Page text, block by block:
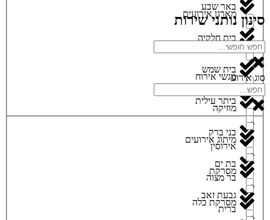
מארגן אירועים
מגנטים
מגשי אירוח
מוזיקה
מיתוג אירועים
מסרקת
מסרקת כלה
באר שבע
בית חלקיה
בית שמש
ביתר עילית
בני ברק
בת ים
גבעת זאב
סינון נותני שירות
סוג אירוע
אירוסין
בר מצוה
ברית